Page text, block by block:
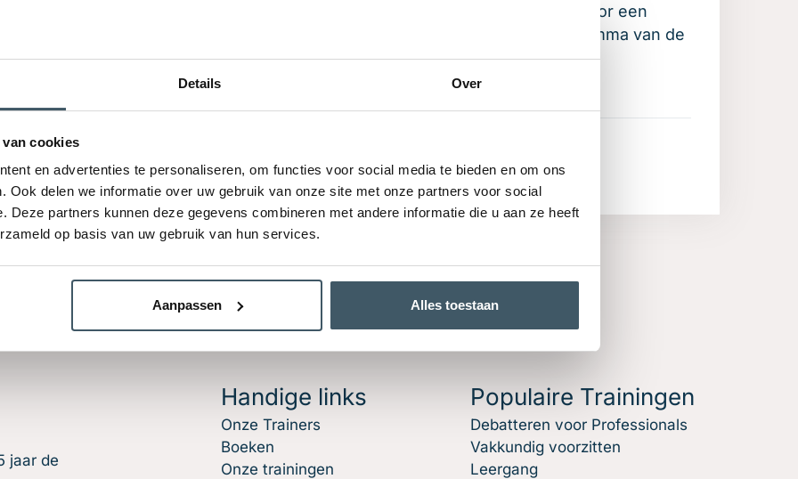
Details Over
cookies
en advertenties te personaliseren, om functies voor social media te bieden en om ons
Ook delen we informatie over uw gebruik van onze site met onze partners voor social
Deze partners kunnen deze gegevens combineren met andere informatie die u aan ze heeft
op basis van uw gebruik van hun services.
Aanpassen Alles toestaan
hoe voorkom je dat het debat
verzandt in herhaling, eindeloze
Meer informatie
praktische inzichten voor een
optimaal inwerkprogramma van de
gemeenteraad.
Meer informatie
jaar de
Handige links
Onze Trainers
Boeken
Onze trainingen
Populaire Trainingen
Debatteren voor Professionals
Vakkundig voorzitten
Leergang